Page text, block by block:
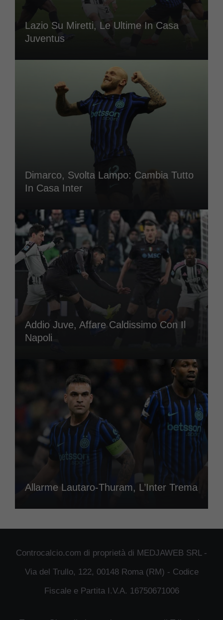
Lazio Su Miretti, Le Ultime In Casa
Juventus
Dimarco, Svolta Lampo: Cambia Tutto
In Casa Inter
Addio Juve, Affare Caldissimo Con Il
Napoli
Allarme Lautaro-Thuram, L’Inter Trema
Controcalcio.com di proprietà di MEDJAWEB SRL -
Via del Trullo, 122, 00148 Roma (RM) - Codice
Fiscale e Partita I.V.A. 16750671006